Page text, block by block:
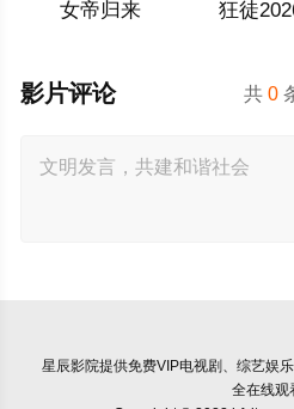
女帝归来 狂徒
共0
影片评论
星辰影院提供免费VIP电视剧、综艺娱
全在线观